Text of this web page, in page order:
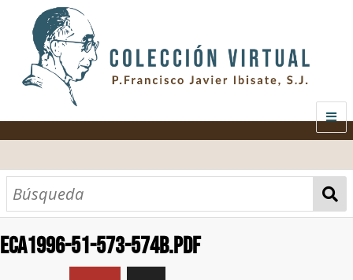
SOBRE EL AUTOR
CONTENIDO
CATEGORÍAS
MATERIAS
TODOS LOS DOCUMENTOS
AUDIOVISUAL
ECA1996-51-573-574B.pdf